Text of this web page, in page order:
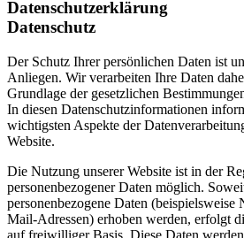
Datenschutzerklärung
Datenschutz
Der Schutz Ihrer persönlichen Daten ist
Anliegen. Wir verarbeiten Ihre Daten
Grundlage der gesetzlichen
In diesen Datenschutzinformationen
wichtigsten Aspekte der
Website.
Die Nutzung unserer Website ist in der
personenbezogener Daten möglich.
personenbezogene Daten
Mail-Adressen) erhoben werden, erfolgt
auf freiwilliger Basis. Diese Daten